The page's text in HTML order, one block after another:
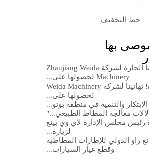
خط التجفيف
بها
تهانينا الحارة لشركة Zhanjiang Weida
Machinery لحصولها على...
بشرى سارة! تهانينا لشركة Weida Machinery
لحصولها على...
والتنمية في منطقة بوتو...
لآلات معالجة المطاط الطبيعي..."
مجلس الإدارة لاي وي بينغ
لزيارة...
راو الدولي للإطارات المطاطية
وقطع غيار السيارات...